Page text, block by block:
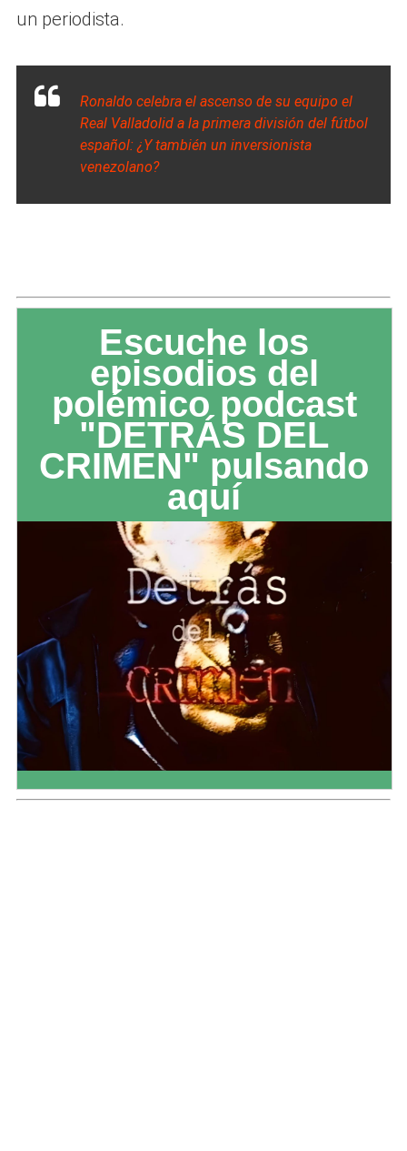
un periodista.
Ronaldo celebra el ascenso de su equipo el
Real Valladolid a la primera división del fútbol
español: ¿Y también un inversionista
venezolano?
Escuche los
episodios del
polémico podcast
"DETRÁS DEL
CRIMEN" pulsando
aquí